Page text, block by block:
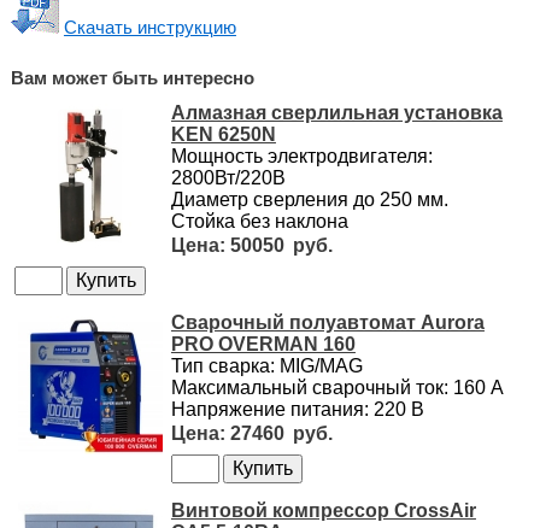
Скачать инструкцию
Вам может быть интересно
Алмазная сверлильная установка
KEN 6250N
Мощность электродвигателя:
2800Вт/220В
Диаметр сверления до 250 мм.
Стойка без наклона
50050
Сварочный полуавтомат Aurora
PRO OVERMAN 160
Тип сварка: MIG/MAG
Максимальный сварочный ток: 160 А
Напряжение питания: 220 В
27460
Винтовой компрессор CrossAir